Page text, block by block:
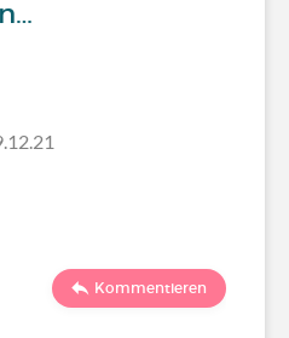
Kommentieren